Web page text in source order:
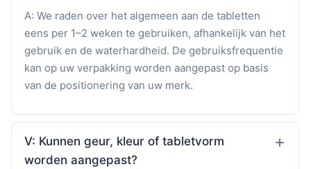
A: We raden over het algemeen aan de tabletten
eens per 1–2 weken te gebruiken, afhankelijk van het
gebruik en de waterhardheid. De gebruiksfrequentie
kan op uw verpakking worden aangepast op basis
van de positionering van uw merk.
V: Kunnen geur, kleur of tabletvorm
worden aangepast?